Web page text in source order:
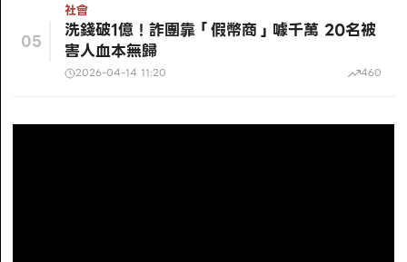
05
社會
洗錢破1億！詐團靠「假幣商」噱千萬 20名被
害人血本無歸
2026-04-14 11:20 460